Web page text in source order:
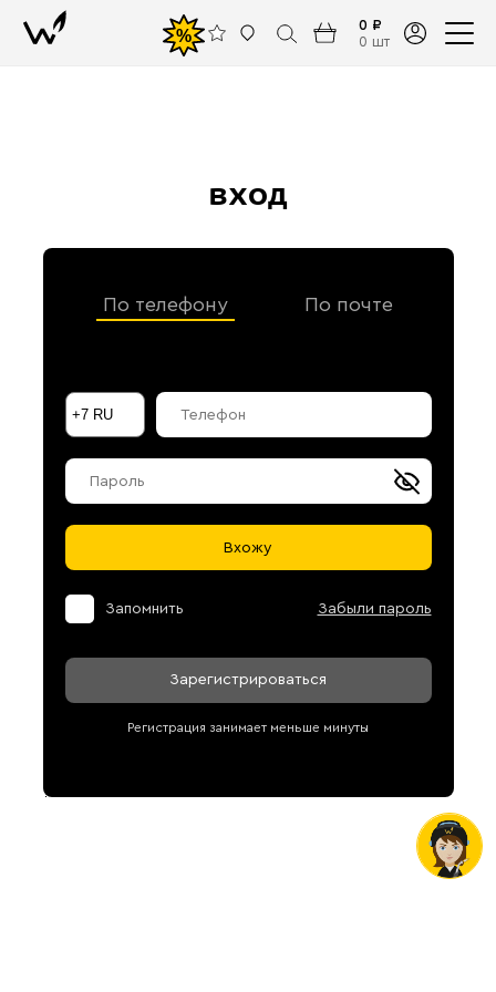
%
0 ₽
0 шт
вход
По телефону По почте
Вхожу
Запомнить Забыли пароль
Зарегистрироваться
Регистрация занимает меньше минуты